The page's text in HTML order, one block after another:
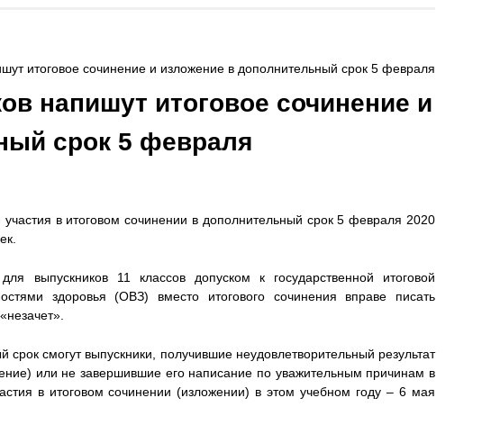
итоговое сочинение и изложение в дополнительный срок 5 февраля
напишут итоговое сочинение и
срок 5 февраля
в итоговом сочинении в дополнительный срок 5 февраля 2020
выпускников 11 классов допуском к государственной итоговой
здоровья (ОВЗ) вместо итогового сочинения вправе писать
смогут выпускники, получившие неудовлетворительный результат
или не завершившие его написание по уважительным причинам в
в итоговом сочинении (изложении) в этом учебном году – 6 мая